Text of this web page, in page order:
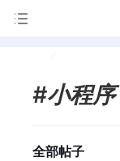
#小程序
全部帖子